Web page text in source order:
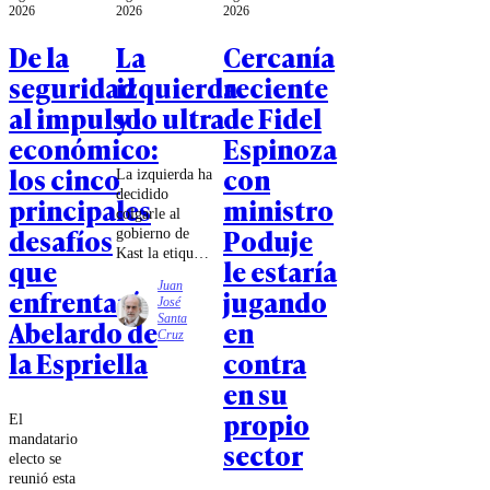
2026
De la
seguridad
al impulso
económico:
los cinco
principales
desafíos
que
enfrentará
Abelardo de
la Espriella
El
mandatario
electo se
reunió esta
2026
La
izquierda
y lo ultra
La izquierda ha
decidido
colgarle al
gobierno de
Kast la etiqueta
ultraderechista.
¿El argumento?
Sus reuniones
con referentes
de ese mundo.
Juan
José
Santa
Cruz
2026
Cercanía
reciente
de Fidel
Espinoza
con
ministro
Poduje
le estaría
jugando
en
contra
en su
propio
sector